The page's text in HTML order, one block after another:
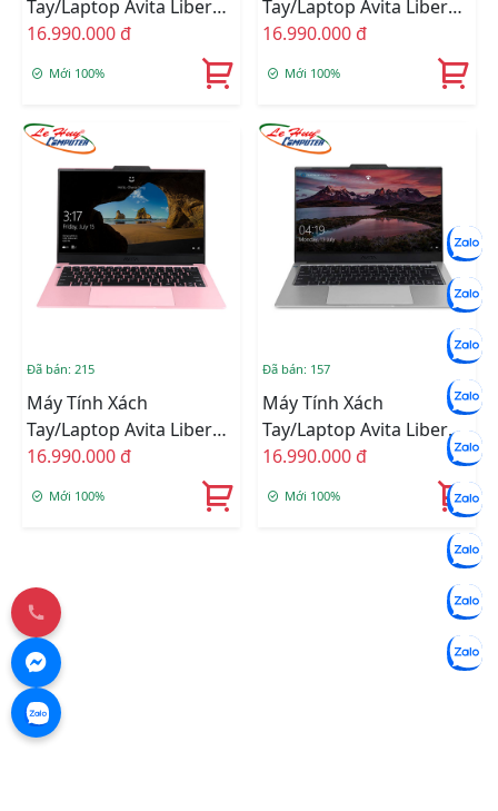
Tay/Laptop Avita Liber
V14 NS14A8VNF561-PWB
(i5-10210U/8GB/512GB
SSD/14FHD/VGA
16.990.000 đ
Mới 100%
Tay/Laptop Avita Liber
V14 NS14A8VNF561-FLB
(i5-10210U/8GB/512GB
SSD/14FHD/VGA
16.990.000 đ
Mới 100%
Đã bán: 215
Máy Tính Xách
Tay/Laptop Avita Liber
V14 NS14D8VNF561-BPB
(i5-10210U/8GB/512GB
SSD/14FHD/VGA
16.990.000 đ
Mới 100%
Đã bán: 157
Máy Tính Xách
Tay/Laptop Avita Liber
V14 NS14A8VNF561-SGB
(i5-10210U/8GB/512GB
SSD/14FHD/VGA
16.990.000 đ
Mới 100%